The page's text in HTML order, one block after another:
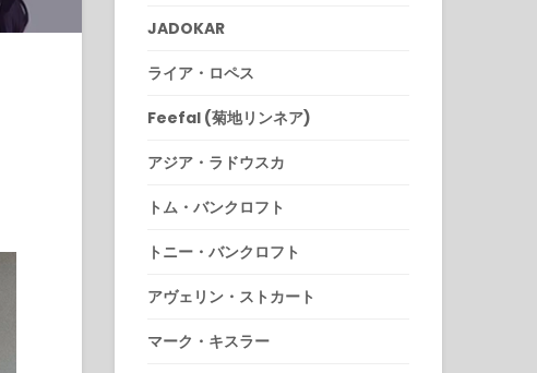
JADOKAR
ライア・ロペス
Feefal (菊地リンネア)
アジア・ラドウスカ
トム・バンクロフト
トニー・バンクロフト
アヴェリン・ストカート
マーク・キスラー